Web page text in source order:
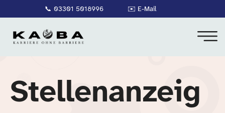
📞 03301 5018996 ✉️ E-Mail
Stellenanzeig